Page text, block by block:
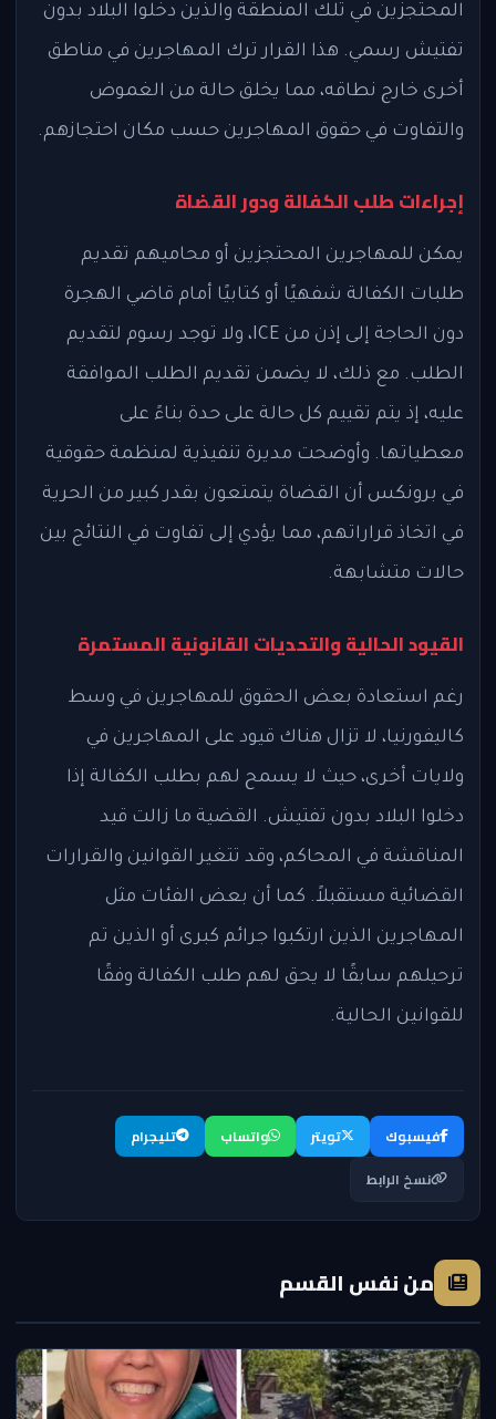
المحتجزين في تلك المنطقة والذين دخلوا البلاد بدون
تفتيش رسمي. هذا القرار ترك المهاجرين في مناطق
أخرى خارج نطاقه، مما يخلق حالة من الغموض
والتفاوت في حقوق المهاجرين حسب مكان احتجازهم.
إجراءات طلب الكفالة ودور القضاة
يمكن للمهاجرين المحتجزين أو محاميهم تقديم
طلبات الكفالة شفهيًا أو كتابيًا أمام قاضي الهجرة
دون الحاجة إلى إذن من ICE، ولا توجد رسوم لتقديم
الطلب. مع ذلك، لا يضمن تقديم الطلب الموافقة
عليه، إذ يتم تقييم كل حالة على حدة بناءً على
معطياتها. وأوضحت مديرة تنفيذية لمنظمة حقوقية
في برونكس أن القضاة يتمتعون بقدر كبير من الحرية
في اتخاذ قراراتهم، مما يؤدي إلى تفاوت في النتائج بين
حالات متشابهة.
القيود الحالية والتحديات القانونية المستمرة
رغم استعادة بعض الحقوق للمهاجرين في وسط
كاليفورنيا، لا تزال هناك قيود على المهاجرين في
ولايات أخرى، حيث لا يسمح لهم بطلب الكفالة إذا
دخلوا البلاد بدون تفتيش. القضية ما زالت قيد
المناقشة في المحاكم، وقد تتغير القوانين والقرارات
القضائية مستقبلاً. كما أن بعض الفئات مثل
المهاجرين الذين ارتكبوا جرائم كبرى أو الذين تم
ترحيلهم سابقًا لا يحق لهم طلب الكفالة وفقًا
للقوانين الحالية.
فيسبوك تويتر واتساب
تليجرام
نسخ الرابط
من نفس القسم